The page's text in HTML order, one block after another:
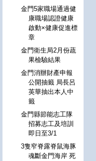
金門5家職場通過健
康職場認證健康
啟動×健康促進標
章
金門衛生局2月份蔬
果檢驗結果
金門消辦財產申報
公開抽籤 局長呂
英華抽出本人中
籤
金門縣節能志工隊
招募志工及培訓
即日至3/1
3隻窄脊露脊鼠海豚
魂斷金門海岸 死